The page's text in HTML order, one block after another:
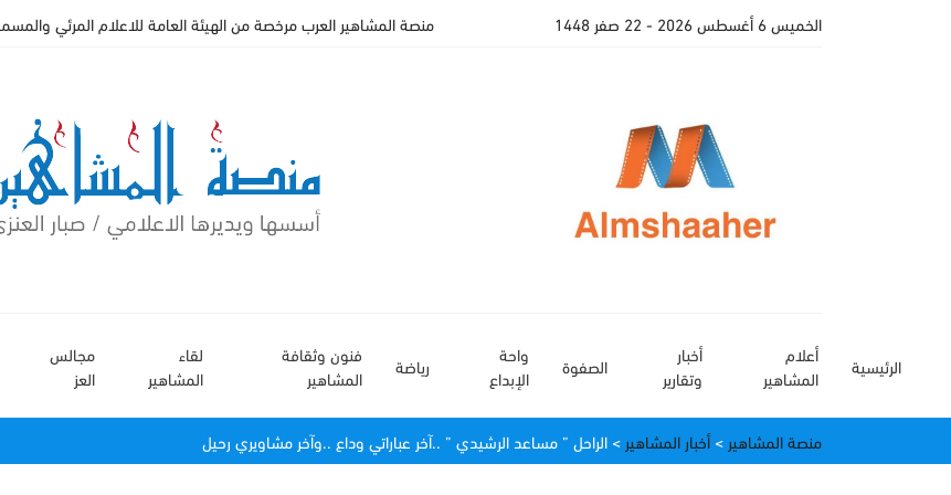
الخميس 6 أغسطس 2026 - 22 صفر 1448 منصة المشاهير العرب مرخصة من الهيئة العامة للاعلام المرئي
الرئيسية
أعلام
المشاهير
أخبار
وتقارير
الصفوة
واحة
الإبداع
رياضة
فنون وثقافة
المشاهير
لقاء
المشاهير
مجالس
العز
منصة المشاهير >أخبار المشاهير > الراحل ” مساعد الرشيدي ” ..آخر عباراتي وداع ..وآخر مشاويري رحيل